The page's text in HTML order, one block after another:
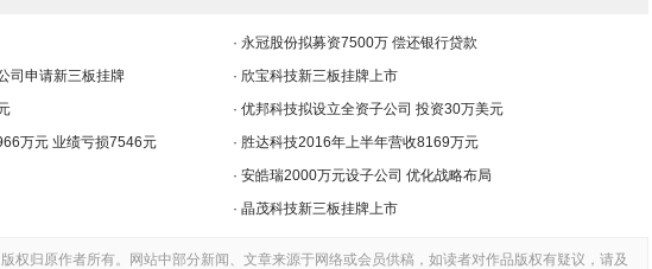
· 永冠股份拟募资7500万 偿还银行贷款
司申请新三板挂牌
· 欣宝科技新三板挂牌上市
· 优邦科技拟设立全资子公司 投资30万美元
万元 业绩亏损7546元
· 胜达科技2016年上半年营收8169万元
· 安皓瑞2000万元设子公司 优化战略布局
· 晶茂科技新三板挂牌上市
权归原作者所有。网站中部分新闻、文章来源于网络或会员供稿，如读者对作品版权有疑议，请及